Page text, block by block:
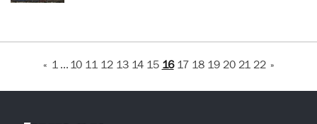
« 1 ... 10 11 12 13 14 15 16 17 18 19 20 21 22 »